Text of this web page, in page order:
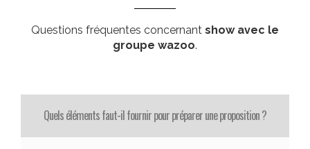
Questions fréquentes concernant show avec le
groupe wazoo.
Quels éléments faut-il fournir pour préparer une proposition ?